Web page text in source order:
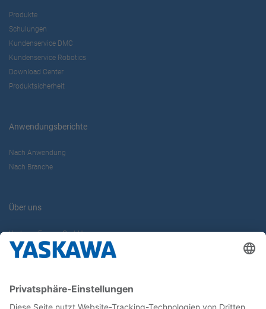
Produkte
Schulungen
Kundenservice DMC
Kundenservice Robotics
Download Center
Produktsicherheit
Anwendungsberichte
Nach Anwendung
Nach Branche
Über uns
Yaskawa Europe GmbH
Karriere
Newsletter